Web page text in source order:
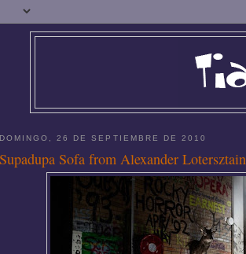
DOMINGO, 26 DE SEPTIEMBRE DE 2010
Supadupa Sofa from Alexander Lotersztain